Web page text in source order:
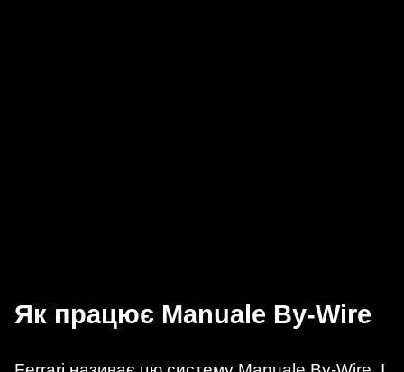
Як працює Manuale By-Wire